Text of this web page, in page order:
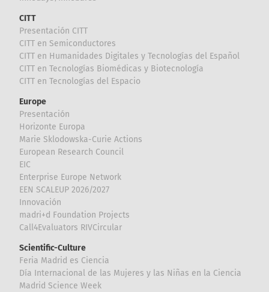
CITT
Presentación CITT
CITT en Semiconductores
CITT en Humanidades Digitales y Tecnologías del Español
CITT en Tecnologías Biomédicas y Biotecnología
CITT en Tecnologías del Espacio
Europe
Presentación
Horizonte Europa
Marie Sklodowska-Curie Actions
European Research Council
EIC
Enterprise Europe Network
EEN SCALEUP 2026/2027
Innovación
madri+d Foundation Projects
Call4Evaluators RIVCircular
Scientific-Culture
Feria Madrid es Ciencia
Día Internacional de las Mujeres y las Niñas en la Ciencia
Madrid Science Week